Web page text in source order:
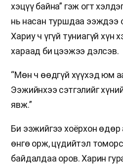
хэцүү байна” гэж огт
нь насан туршдаа ээждээ
Хариу ч үгүй туниагүй хүн
хараад би цээжээ дэлсэв.
“Мөн ч өөдгүй хүүхэд юм
Ээжийнхээ сэтгэлийг
явж.”
Би ээжийгээ хоёрхон
өнгө орж, цүдийтэл
байдалдаа оров. Харин